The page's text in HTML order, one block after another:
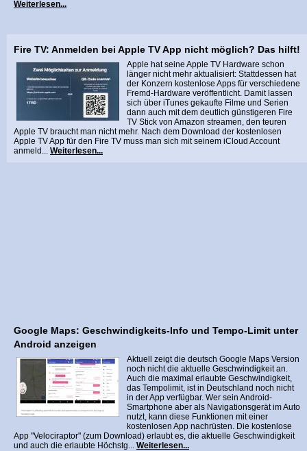
Weiterlesen...
Fire TV: Anmelden bei Apple TV App nicht möglich? Das hilft!
Apple hat seine Apple TV Hardware schon
länger nicht mehr aktualisiert: Stattdessen hat
der Konzern kostenlose Apps für verschiedene
Fremd-Hardware veröffentlicht. Damit lassen
sich über iTunes gekaufte Filme und Serien
dann auch mit dem deutlich günstigeren Fire
TV Stick von Amazon streamen, den teuren
Apple TV braucht man nicht mehr. Nach dem Download der kostenlosen
Apple TV App für den Fire TV muss man sich mit seinem iCloud Account
anmeld... Weiterlesen...
Google Maps: Geschwindigkeits-Info und Tempo-Limit unter
Android anzeigen
Aktuell zeigt die deutsch Google Maps Version
noch nicht die aktuelle Geschwindigkeit an.
Auch die maximal erlaubte Geschwindigkeit,
das Tempolimit, ist in Deutschland noch nicht
in der App verfügbar. Wer sein Android-
Smartphone aber als Navigationsgerät im Auto
nutzt, kann diese Funktionen mit einer
kostenlosen App nachrüsten. Die kostenlose
App "Velociraptor" (zum Download) erlaubt es, die aktuelle Geschwindigkeit
und auch die erlaubte Höchstg... Weiterlesen...